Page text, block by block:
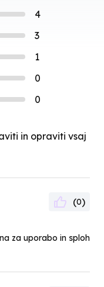
4
3
1
0
0
in opraviti vsaj
(0)
za uporabo in sploh